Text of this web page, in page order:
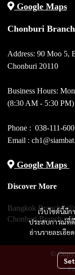
เว็บไซต์นี้มีก
ประสบการณ์ที่ดี
อ่านรายละเอีย
Google Maps
Chonburi Branch
Address: 90 Moo 5,
Chonburi 20110
Business Hours:
(8:30 AM - 5:30 PM)
Phone : 038-111-600
Email :
Google Maps
Discover More
Bangkok Branch :
Chonburi Branch :
©